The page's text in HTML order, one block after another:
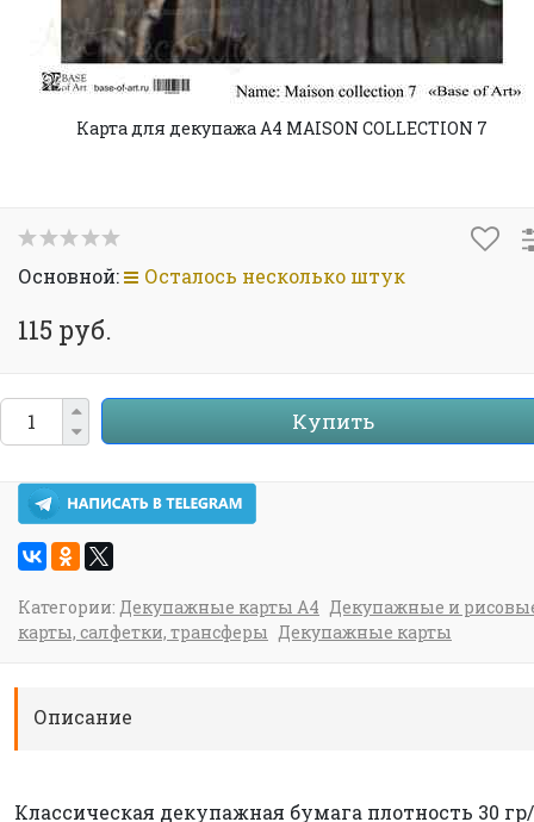
Карта для декупажа А4 MAISON COLLECTION 7
Основной: Осталось несколько штук
115 руб.
Купить
Категории: Декупажные карты А4 Декупажные и
карты, салфетки, трансферы Декупажные карты
Описание
Классическая декупажная бумага плотность 30